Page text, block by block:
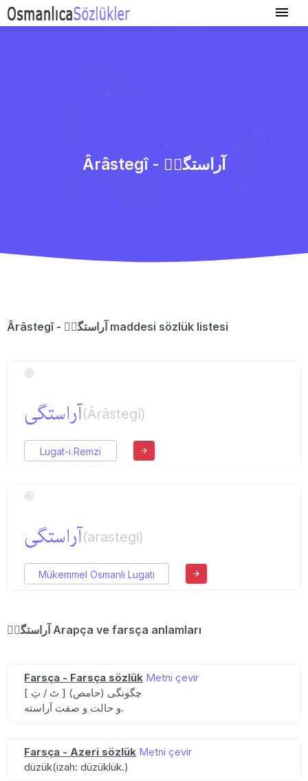
Ârâstegî - آراستگیٖ
Ârâstegî - آراستگیٖ maddesi sözlük listesi
آراستگی(Ârâstegî)
Lugat-ı Remzi
آراستگی(arastegi)
Mükemmel Osmanlı Lugatı
آراستگیٖ Arapça ve farsça anlamları
Farsça - Farsça sözlük Metni çevir
[ تَ / تِ ] (حامص) چگونگی
و حالت و صفت آراسته.
Farsça - Azeri sözlük Metni çevir
düzük(izah: düzüklük.)